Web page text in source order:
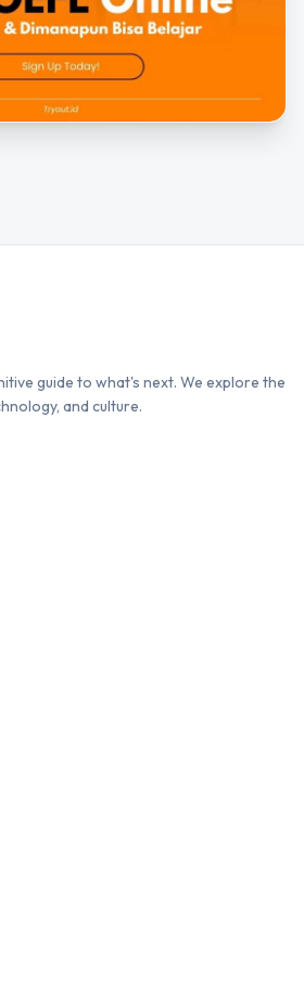
guide to what's next. We explore the
and culture.